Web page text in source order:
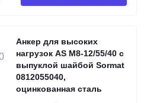
Анкер для высоких
нагрузок AS М8-12/55/40 с
выпуклой шайбой Sormat
0812055040,
оцинкованная сталь